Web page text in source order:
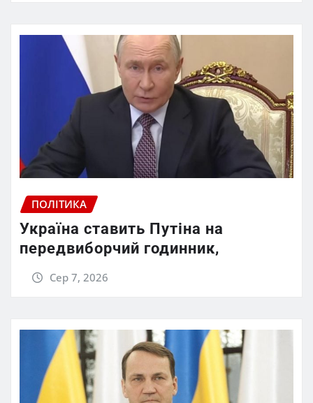
ПОЛІТИКА
Україна ставить Путіна на
передвиборчий годинник,
Сер 7, 2026